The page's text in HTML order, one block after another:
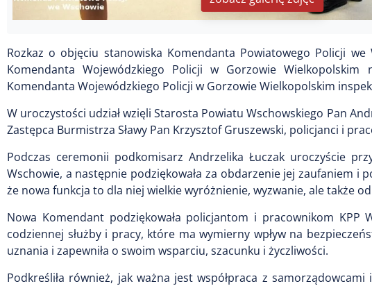
Rozkaz o objęciu stanowiska Komendanta Powiatowego Policji
Komendanta Wojewódzkiego Policji w Gorzowie Wielkopolskim
Komendanta Wojewódzkiego Policji w Gorzowie Wielkopolskim
W uroczystości udział wzięli Starosta Powiatu Wschowskiego Pan
Zastępca Burmistrza Sławy Pan Krzysztof Gruszewski, policjanci i
Podczas ceremonii podkomisarz Andrzelika Łuczak uroczyście
Wschowie, a następnie podziękowała za obdarzenie jej zaufaniem i
że nowa funkcja to dla niej wielkie wyróżnienie, wyzwanie, ale także
Nowa Komendant podziękowała policjantom i pracownikom KPP
codziennej służby i pracy, które ma wymierny wpływ na
uznania i zapewniła o swoim wsparciu, szacunku i życzliwości.
Podkreśliła również, jak ważna jest współpraca z